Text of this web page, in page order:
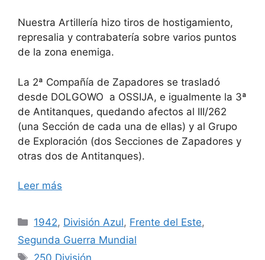
Nuestra Artillería hizo tiros de hostigamiento,
represalia y contrabatería sobre varios puntos
de la zona enemiga.
La 2ª Compañía de Zapadores se trasladó
desde DOLGOWO a OSSIJA, e igualmente la 3ª
de Antitanques, quedando afectos al III/262
(una Sección de cada una de ellas) y al Grupo
de Exploración (dos Secciones de Zapadores y
otras dos de Antitanques).
Leer más
Categorías
1942, División Azul, Frente del Este,
Segunda Guerra Mundial
Etiquetas